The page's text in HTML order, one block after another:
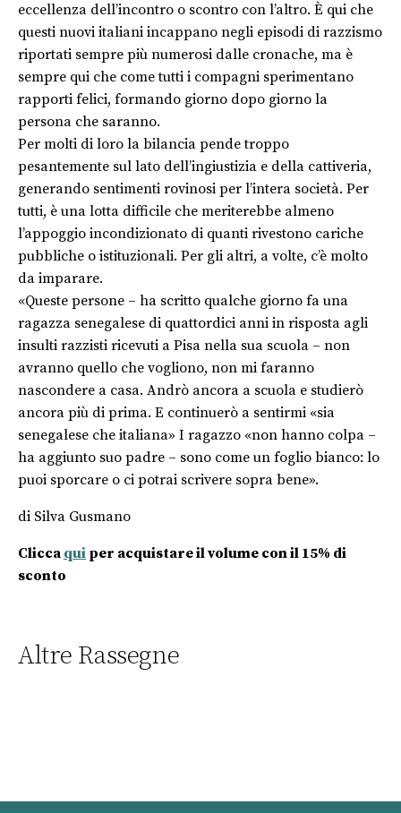
eccellenza dell’incontro o scontro con l’altro. È qui che
questi nuovi italiani incappano negli episodi di razzismo
riportati sempre più numerosi dalle cronache, ma è
sempre qui che come tutti i compagni sperimentano
rapporti felici, formando giorno dopo giorno la
persona che saranno.
Per molti di loro la bilancia pende troppo
pesantemente sul lato dell’ingiustizia e della cattiveria,
generando sentimenti rovinosi per l’intera società. Per
tutti, è una lotta difficile che meriterebbe almeno
l’appoggio incondizionato di quanti rivestono cariche
pubbliche o istituzionali. Per gli altri, a volte, c’è molto
da imparare.
«Queste persone – ha scritto qualche giorno fa una
ragazza senegalese di quattordici anni in risposta agli
insulti razzisti ricevuti a Pisa nella sua scuola – non
avranno quello che vogliono, non mi faranno
nascondere a casa. Andrò ancora a scuola e studierò
ancora più di prima. E continuerò a sentirmi «sia
senegalese che italiana» I ragazzo «non hanno colpa –
ha aggiunto suo padre – sono come un foglio bianco: lo
puoi sporcare o ci potrai scrivere sopra bene».
di Silva Gusmano
Clicca qui per acquistare il volume con il 15% di
sconto
Altre Rassegne